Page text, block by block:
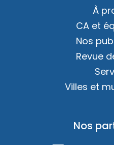
À
CA et
Nos
Revue
Villes et
Nos